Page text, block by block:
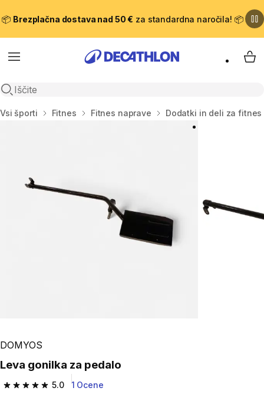
📦 Brezplačna dostava nad 50 € za standardna naročila! 📦
Meni
Odpri iskanje
Domov
Vsi športi Fitnes Fitnes naprave Dodatki in deli za fitnes
Play Video
DOMYOS
Leva gonilka za pedalo
5.0
5.0 od 5 zvezdic from 1 ocene
1 Ocene